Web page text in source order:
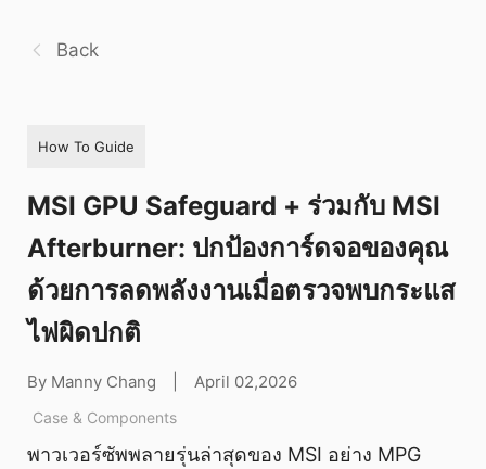
Back
How To Guide
MSI GPU Safeguard + ร่วมกับ MSI
Afterburner: ปกป้องการ์ดจอของคุณ
ด้วยการลดพลังงานเมื่อตรวจพบกระแส
ไฟผิดปกติ
By Manny Chang April 02,2026
Case & Components
พาวเวอร์ซัพพลายรุ่นล่าสุดของ MSI อย่าง MPG